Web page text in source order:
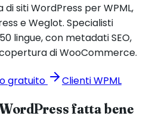
siti WordPress per WPML,
e Weglot. Specialisti
lingue, con metadati SEO,
di WooCommerce.
gratuito Clienti WPML
fatta bene